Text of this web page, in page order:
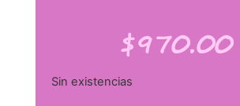
$970.00
Sin existencias